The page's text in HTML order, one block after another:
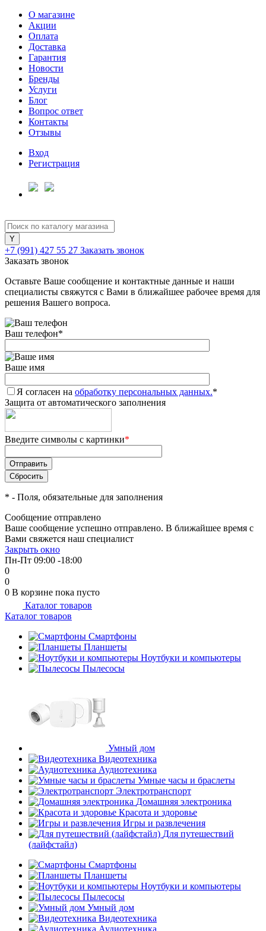
О магазине
Акции
Оплата
Доставка
Гарантия
Новости
Бренды
Услуги
Блог
Вопрос ответ
Контакты
Отзывы
Вход
Регистрация
+7 (991) 427 55 27 Заказать звонок
Заказать звонок
Оставьте Ваше сообщение и контактные данные и наши
специалисты свяжутся с Вами в ближайшее рабочее время для
решения Вашего вопроса.
Ваш телефон*
Ваше имя
Я согласен на обработку персональных данных.*
Защита от автоматического заполнения
Введите символы с картинки*
* - Поля, обязательные для заполнения
Сообщение отправлено
Ваше сообщение успешно отправлено. В ближайшее время с
Вами свяжется наш специалист
Закрыть окно
Пн-Пт 09:00 -18:00
0
0
0 В корзине пока пусто
Каталог товаров
Каталог товаров
Смартфоны
Планшеты
Ноутбуки и компьютеры
Пылесосы
Умный дом
Видеотехника
Аудиотехника
Умные часы и браслеты
Электротранспорт
Домашняя электроника
Красота и здоровье
Игры и развлечения
Для путешествий
(лайфстайл)
Смартфоны
Планшеты
Ноутбуки и компьютеры
Пылесосы
Умный дом
Видеотехника
Аудиотехника
Для клиентов всех банков
Разбейте
оплатуна части
без переплат
График платежей
Сегодня
25%
Добавляйте товары
в корзину
Оплачивайте сегодня только
25% картой любого банка
Получайте товар
выбранный способом
Оставшиеся75% будут
списыватьсяс вашей карты
по
Подробнее
об оплате Плайтом
недели
раз в 2 недели
plait.ru